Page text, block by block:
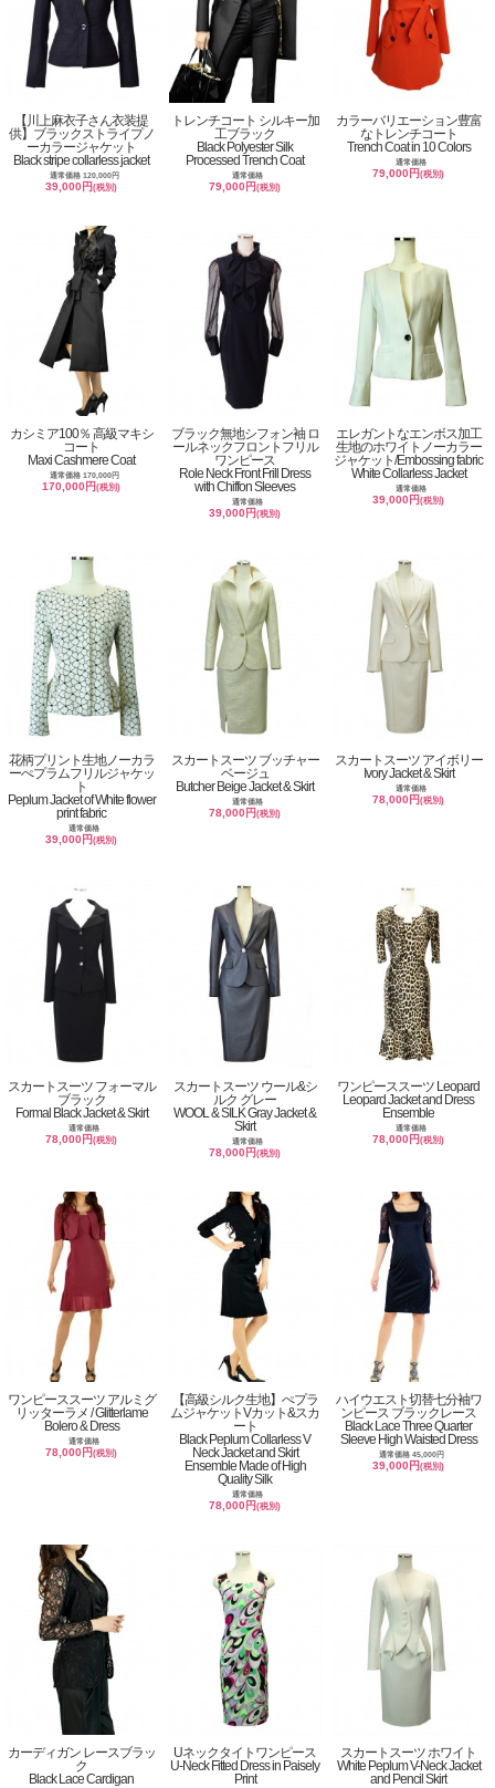
【川上麻衣子さん衣装提
供】ブラックストライプノ
ーカラージャケット
Black stripe collarless jacket
通常価格 120,000円
39,000円(税別)
トレンチコート シルキー加
工ブラック
Black Polyester Silk
Processed Trench Coat
通常価格
79,000円(税別)
カラーバリエーション豊富
なトレンチコート
Trench Coat in 10 Colors
通常価格
79,000円(税別)
カシミア100％ 高級マキシ
コート
Maxi Cashmere Coat
通常価格 170,000円
170,000円(税別)
ブラック無地シフォン袖 ロ
ールネックフロントフリル
ワンピース
Role Neck Front Frill Dress
with Chiffon Sleeves
通常価格
39,000円(税別)
エレガントなエンボス加工
生地のホワイトノーカラー
ジャケット/Embossing fabric
White Collarless Jacket
通常価格
39,000円(税別)
花柄プリント生地ノーカラ
ーぺプラムフリルジャケッ
ト
Peplum Jacket of White flower
print fabric
通常価格
39,000円(税別)
スカートスーツ ブッチャー
ベージュ
Butcher Beige Jacket & Skirt
通常価格
78,000円(税別)
スカートスーツ アイボリー
Ivory Jacket & Skirt
通常価格
78,000円(税別)
スカートスーツ フォーマル
ブラック
Formal Black Jacket & Skirt
通常価格
78,000円(税別)
スカートスーツ ウール&シ
ルク グレー
WOOL & SILK Gray Jacket &
Skirt
通常価格
78,000円(税別)
ワンピーススーツ Leopard
Leopard Jacket and Dress
Ensemble
通常価格
78,000円(税別)
ワンピーススーツ アルミグ
リッターラメ / Glitterlame
Bolero & Dress
通常価格
78,000円(税別)
【高級シルク生地】ぺプラ
ムジャケットVカット&スカ
ート
Black Peplum Collarless V
Neck Jacket and Skirt
Ensemble Made of High
Quality Silk
通常価格
78,000円(税別)
ハイウエスト切替七分袖ワ
ンピース ブラックレース
Black Lace Three Quarter
Sleeve High Waisted Dress
通常価格 45,000円
39,000円(税別)
カーディガン レースブラッ
ク
Black Lace Cardigan
Uネックタイトワンピース
U-Neck Fitted Dress in Paisely
Print
スカートスーツ ホワイト
White Peplum V-Neck Jacket
and Pencil Skirt